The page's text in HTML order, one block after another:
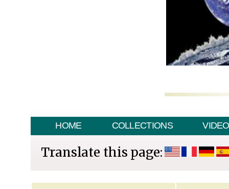
HOME COLLECTIONS VIDEO
Translate this page: